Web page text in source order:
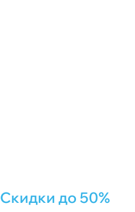
Скидки до 50%